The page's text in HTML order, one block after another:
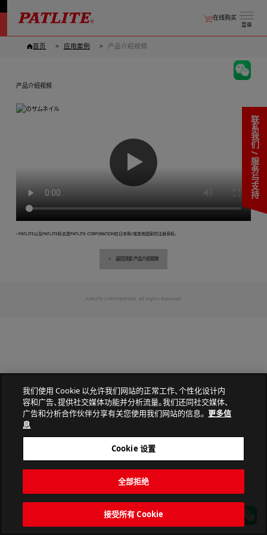
菜单
在线购买
联系我们 / 服务与支持
首页 应用案例 产品介绍视频
产品介绍视频
▶
・PATLITE以及PATLITE标志是PATLITE CORPORATION在日本和/或其他国家的注册商标。
返回顶部 产品介绍视频
PATLITE CORPORATION. All Rights Reserved.
我们使用 Cookie 以允许我们网站的正常工作、个性化设计内
容和广告、提供社交媒体功能并分析流量。我们还同社交媒体、
广告和分析合作伙伴分享有关您使用我们网站的信息。 更多信
息
Cookie 设置
全部拒绝
接受所有 Cookie